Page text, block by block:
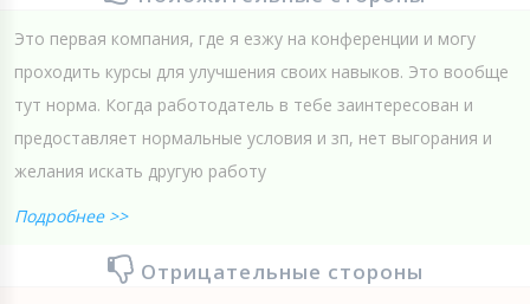
Это первая компания, где я езжу на конференции и могу
проходить курсы для улучшения своих навыков. Это вообще
тут норма. Когда работодатель в тебе заинтересован и
предоставляет нормальные условия и зп, нет выгорания и
желания искать другую работу
Подробнее >>
Отрицательные стороны